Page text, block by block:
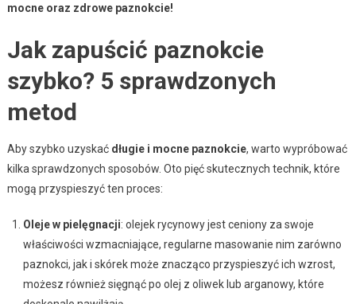
mocne oraz zdrowe paznokcie!
Jak zapuścić paznokcie
szybko? 5 sprawdzonych
metod
Aby szybko uzyskać długie i mocne paznokcie, warto wypróbować
kilka sprawdzonych sposobów. Oto pięć skutecznych technik, które
mogą przyspieszyć ten proces:
Oleje w pielęgnacji: olejek rycynowy jest ceniony za swoje
właściwości wzmacniające, regularne masowanie nim zarówno
paznokci, jak i skórek może znacząco przyspieszyć ich wzrost,
możesz również sięgnąć po olej z oliwek lub arganowy, które